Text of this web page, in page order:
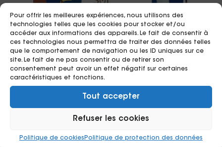
Pour offrir les meilleures expériences, nous utilisons des
technologies telles que les cookies pour stocker et/ou
accéder aux informations des appareils. Le fait de consentir à
ces technologies nous permettra de traiter des données telles
que le comportement de navigation ou les ID uniques sur ce
site. Le fait de ne pas consentir ou de retirer son
consentement peut avoir un effet négatif sur certaines
caractéristiques et fonctions.
Tout accepter
Refuser les cookies
Politique de cookies Politique de protection des données
30/06/2026
Infographie de l’évaluation
d’impact social de Femmes